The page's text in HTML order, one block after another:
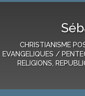
CHRISTIANISME
EVANGELIQUES /
RELIGIONS,